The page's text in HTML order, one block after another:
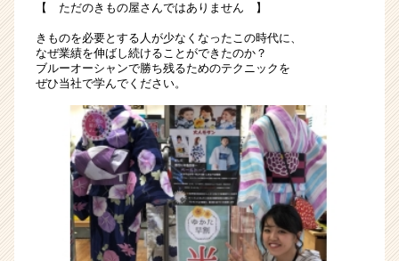
メ
ト
|
ベ
ン
チ
ャ
ー・
成
長
企
業
か
【 ただのきもの屋さんではありません 】
きものを必要とする人が少なくなったこの時代に、
なぜ業績を伸ばし続けることができたのか？
ブルーオーシャンで勝ち残るためのテクニックを
ぜひ当社で学んでください。